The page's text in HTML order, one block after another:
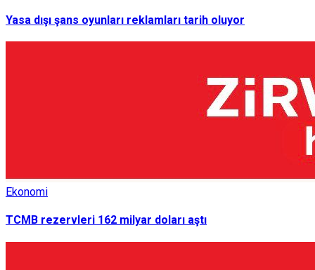
Yasa dışı şans oyunları reklamları tarih oluyor
Ekonomi
TCMB rezervleri 162 milyar doları aştı